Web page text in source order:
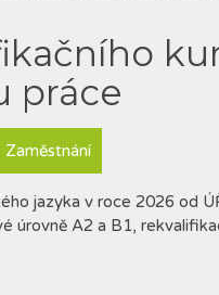
práce
Zaměstnání
jazyka v roce 2026 od
úrovně A2 a B1,